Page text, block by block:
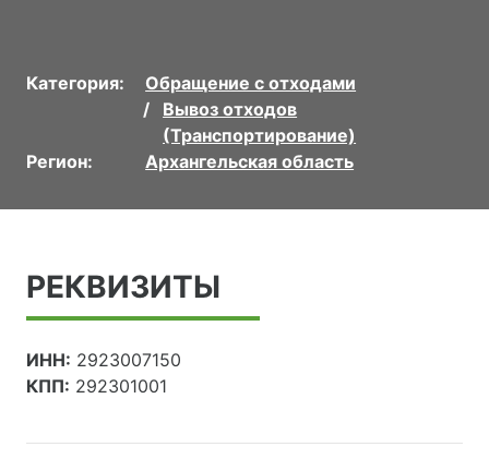
Категория:
Обращение с отходами
Вывоз отходов
(Транспортирование)
Регион:
Архангельская область
РЕКВИЗИТЫ
ИНН: 2923007150
КПП: 292301001